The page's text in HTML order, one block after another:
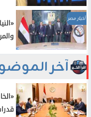
أخبار مصر
آخر